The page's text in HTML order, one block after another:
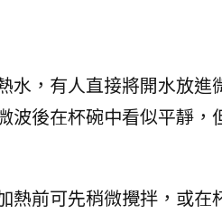
水，有人直接將開水放
波後在杯碗中看似平靜
熱前可先稍微攪拌，或在